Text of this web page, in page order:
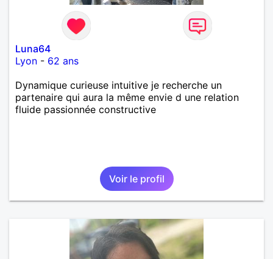
Luna64
Lyon - 62 ans
Dynamique curieuse intuitive je recherche un
partenaire qui aura la même envie d une relation
fluide passionnée constructive
Voir le profil